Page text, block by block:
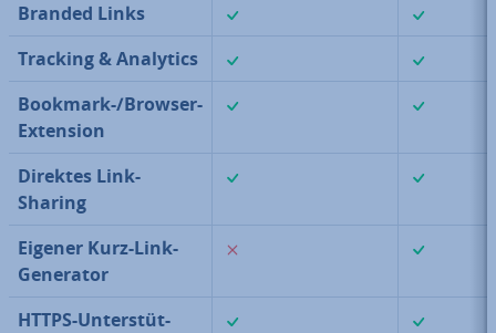
Branded Links
Tracking & Analytics
Bookmark-/Browser-
Extension
Direktes Link-
Sharing
Eigener Kurz-Link-
Generator
HTTPS-Un­ter­stüt­